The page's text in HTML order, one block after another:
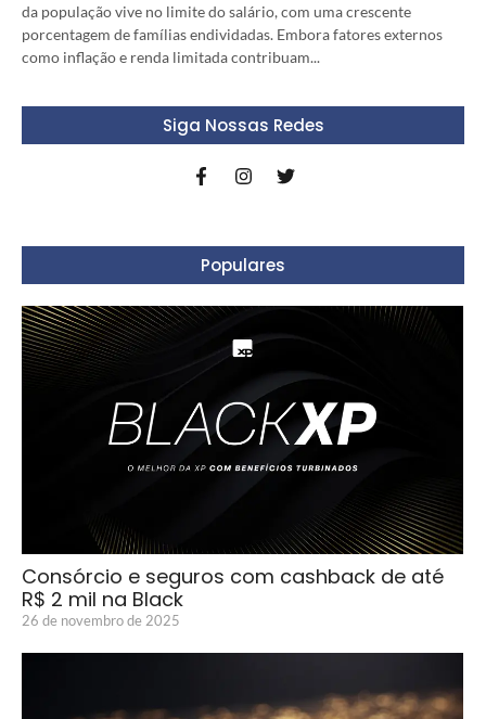
da população vive no limite do salário, com uma crescente
porcentagem de famílias endividadas. Embora fatores externos
como inflação e renda limitada contribuam...
Siga Nossas Redes
Populares
Consórcio e seguros com cashback de até
R$ 2 mil na Black
26 de novembro de 2025